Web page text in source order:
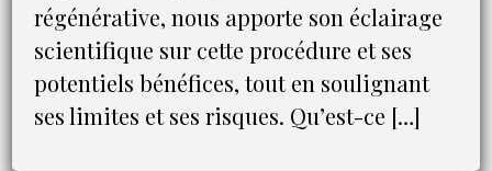
régénérative, nous apporte son éclairage
scientifique sur cette procédure et ses
potentiels bénéfices, tout en soulignant
ses limites et ses risques. Qu’est-ce […]